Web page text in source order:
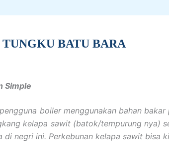
BATU BARA
Simple
boiler menggunakan bahan
kelapa sawit (batok/tempurung nya)
di negri ini. Perkebunan kelapa sawit bisa